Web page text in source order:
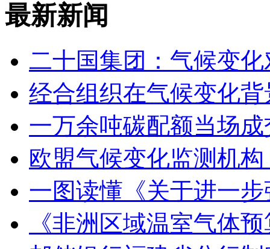
最新新闻
二十国集团：气候变
经合组织在气候变化
一万余吨碳配额当场
欧盟气候变化监测机
一图读懂《关于进一
《非洲区域温室气体